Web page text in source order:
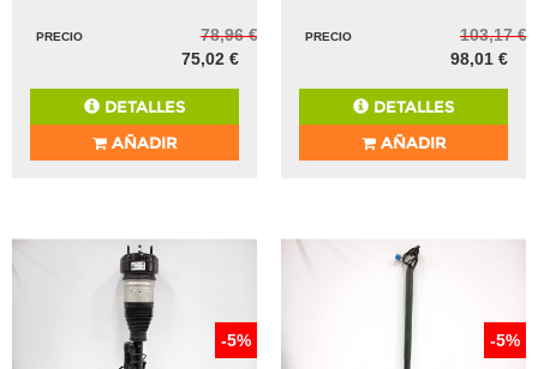
PRECIO
78,96 €
75,02 €
DETALLES
AÑADIR
PRECIO
103,17 €
98,01 €
DETALLES
AÑADIR
-5% -5%